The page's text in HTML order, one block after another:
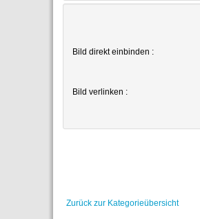
Bild direkt einbinden :
Bild verlinken :
Zurück zur Kategorieübersicht